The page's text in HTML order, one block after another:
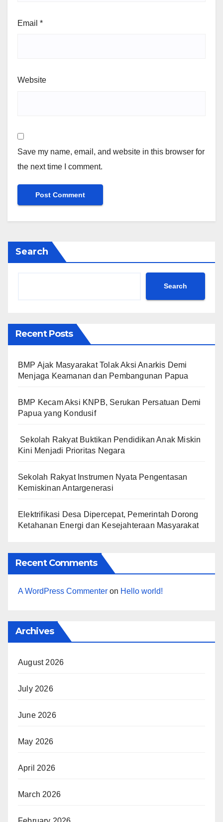
Email *
Website
Save my name, email, and website in this browser for
the next time I comment.
Search
Search
Recent Posts
BMP Ajak Masyarakat Tolak Aksi Anarkis Demi
Menjaga Keamanan dan Pembangunan Papua
BMP Kecam Aksi KNPB, Serukan Persatuan Demi
Papua yang Kondusif
Sekolah Rakyat Buktikan Pendidikan Anak Miskin
Kini Menjadi Prioritas Negara
Sekolah Rakyat Instrumen Nyata Pengentasan
Kemiskinan Antargenerasi
Elektrifikasi Desa Dipercepat, Pemerintah Dorong
Ketahanan Energi dan Kesejahteraan Masyarakat
Recent Comments
A WordPress Commenter on Hello world!
Archives
August 2026
July 2026
June 2026
May 2026
April 2026
March 2026